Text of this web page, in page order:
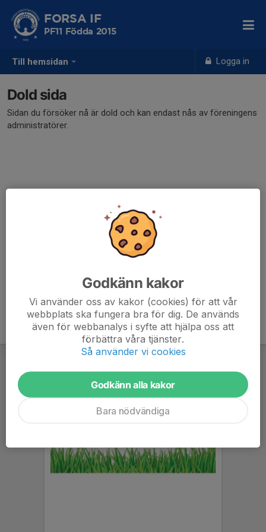
Till hemsidan Logga in
FORSA IF
PF11 Födda 2015
Dold sida
Sidan du försöker nå är dold och kan endast nås av föreningens
administratörer.
Godkänn kakor
Vi använder oss av kakor (cookies) för att vår
webbplats ska fungera bra för dig. De används
även för webbanalys i syfte att hjälpa oss att
förbättra våra tjänster.
Så använder vi cookies
Godkänn alla kakor
Bara nödvändiga